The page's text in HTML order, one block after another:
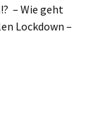
– Wie geht
Lockdown –
in Frankfurt